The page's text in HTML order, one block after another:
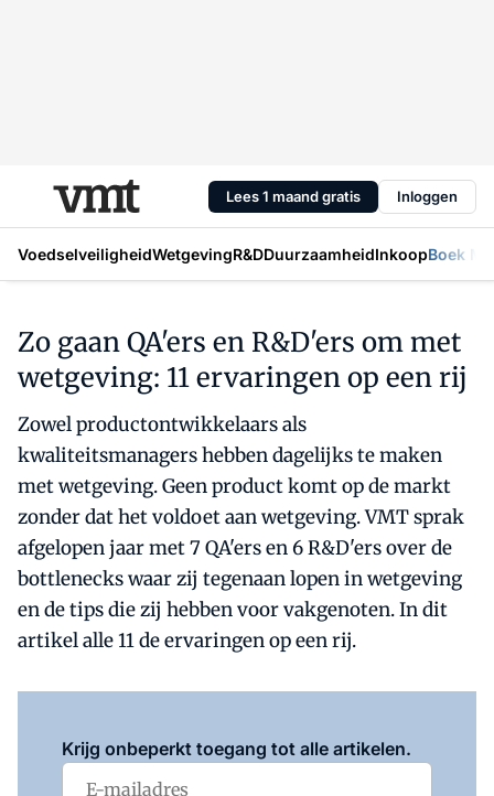
Lees 1 maand gratis Inloggen
VoedselveiligheidWetgevingR&DDuurzaamheidInkoopBoek
Zo gaan QA'ers en R&D'ers om met
wetgeving: 11 ervaringen op een rij
Zowel productontwikkelaars als
kwaliteitsmanagers hebben dagelijks te maken
met wetgeving. Geen product komt op de markt
zonder dat het voldoet aan wetgeving. VMT sprak
afgelopen jaar met 7 QA'ers en 6 R&D'ers over de
bottlenecks waar zij tegenaan lopen in wetgeving
en de tips die zij hebben voor vakgenoten. In dit
artikel alle 11 de ervaringen op een rij.
Krijg onbeperkt toegang tot alle artikelen.